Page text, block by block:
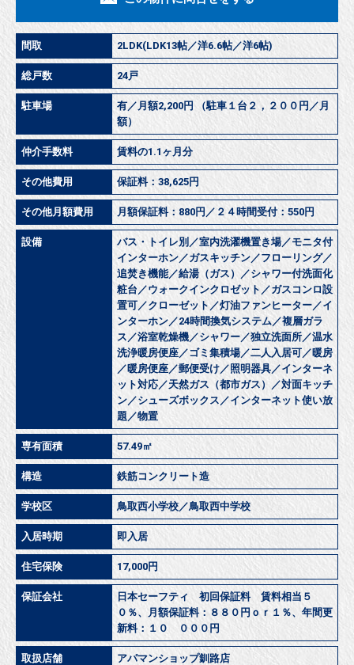
間取 2LDK(LDK13帖／洋6.6帖／洋6帖)
総戸数 24戸
駐車場
有／月額2,200円 （駐車１台２，２００円／月
額）
仲介手数料 賃料の1.1ヶ月分
その他費用 保証料：38,625円
その他月額費用 月額保証料：880円／２４時間受付：550円
設備
バス・トイレ別／室内洗濯機置き場／モニタ付
インターホン／ガスキッチン／フローリング／
追焚き機能／給湯（ガス）／シャワー付洗面化
粧台／ウォークインクロゼット／ガスコンロ設
置可／クローゼット／灯油ファンヒーター／イ
ンターホン／24時間換気システム／複層ガラ
ス／浴室乾燥機／シャワー／独立洗面所／温水
洗浄暖房便座／ゴミ集積場／二人入居可／暖房
／暖房便座／郵便受け／照明器具／インターネ
ット対応／天然ガス（都市ガス）／対面キッチ
ン／シューズボックス／インターネット使い放
題／物置
専有面積 57.49㎡
構造 鉄筋コンクリート造
学校区 鳥取西小学校／鳥取西中学校
入居時期 即入居
住宅保険 17,000円
保証会社
日本セーフティ 初回保証料 賃料相当５
０％、月額保証料：８８０円ｏｒ１％、年間更
新料：１０ ０００円
取扱店舗 アパマンショップ釧路店